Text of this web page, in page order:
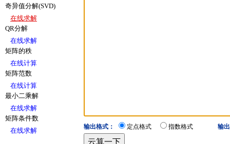
奇异值分解(SVD)
在线求解
QR分解
在线求解
矩阵的秩
在线计算
矩阵范数
在线计算
最小二乘解
在线求解
矩阵条件数
在线求解
输出格式： 定点格式 指数格式 输